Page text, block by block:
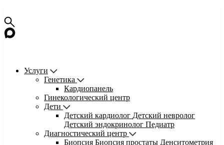
Услуги
Генетика
Кардиопанель
Гинекологический центр
Дети
Детский кардиолог Детский невролог
Детский эндокринолог Педиатр
Диагностический центр
Биопсия Биопсия простаты Денситометрия